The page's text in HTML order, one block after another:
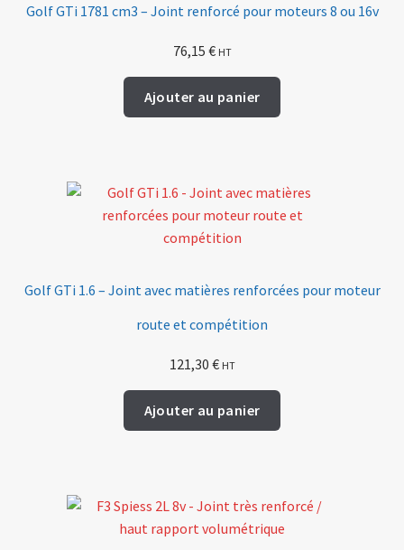
Golf GTi 1781 cm3 – Joint renforcé pour moteurs 8 ou 16v
76,15 € HT
Ajouter au panier
Golf GTi 1.6 – Joint avec matières renforcées pour moteur
route et compétition
121,30 € HT
Ajouter au panier